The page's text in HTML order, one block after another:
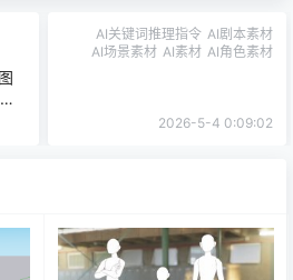
AI关键词推理指令 AI剧本素材
AI场景素材 AI素材 AI角色素材
2026-5-4 0:09:02